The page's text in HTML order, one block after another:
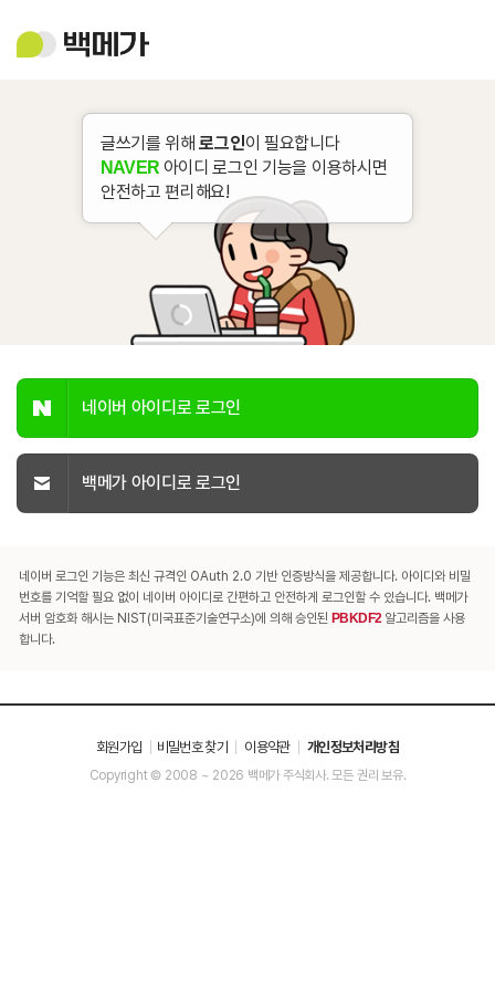
백
메
글쓰기를 위해로그인이 필요합니다
NAVER 아이디 로그인 기능을 이용하시면
안전하고 편리해요!
네이버 아이디로 로그인
백메가 아이디로 로그인
네이버 로그인 기능은 최신 규격인 OAuth 2.0 기반 인증방식을 제공합니다. 아이디와 비밀
번호를 기억할 필요 없이 네이버 아이디로 간편하고 안전하게 로그인할 수 있습니다. 백메가
서버 암호화 해시는 NIST(미국표준기술연구소)에 의해 승인된 PBKDF2알고리즘을 사용
합니다.
회원가입 비밀번호 찾기 이용약관 개인정보처리방침
Copyright © 2008 ~ 2026 백메가 주식회사. 모든 권리 보유.